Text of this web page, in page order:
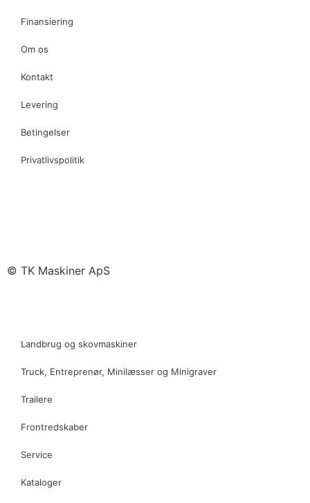
Finansiering
Om os
Kontakt
Levering
Betingelser
Privatlivspolitik
© TK Maskiner ApS
Landbrug og skovmaskiner
Truck, Entreprenør, Minilæsser og Minigraver
Trailere
Frontredskaber
Service
Kataloger